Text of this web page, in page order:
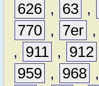
626 , 63 ,
770 , 7er ,
,
911 , 912
959 , 968 ,